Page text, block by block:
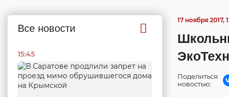
Все новости
15:45
17 ноября 2017,
Поделиться
новостью: